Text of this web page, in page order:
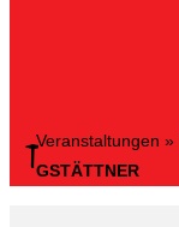
Veranstaltungen »
GSTÄTTNER